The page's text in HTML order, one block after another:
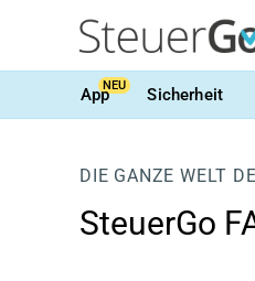
AppNEU Sicherheit
DIE GANZE WELT
SteuerGo